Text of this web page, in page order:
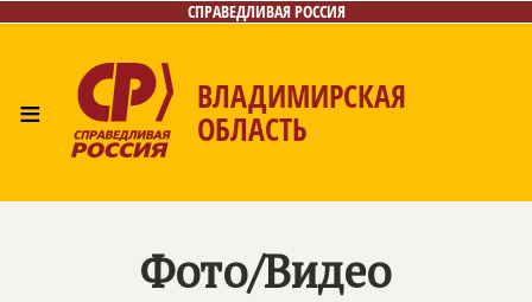
СПРАВЕДЛИВАЯ РОССИЯ
≡ ВЛАДИМИРСКАЯ
ОБЛАСТЬ
Контакты
Фото/Видео